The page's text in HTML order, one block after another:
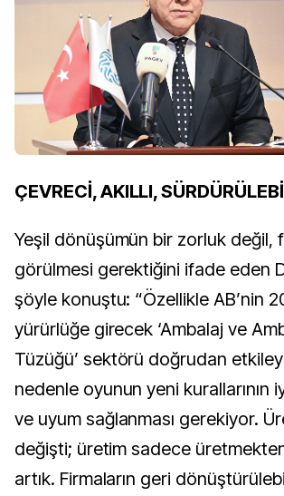
ÇEVRECİ, AKILLI,
Yeşil dönüşümün bir zorluk değil,
görülmesi gerektiğini ifade eden
şöyle konuştu: “Özellikle AB’nin
yürürlüğe girecek ‘Ambalaj ve
Tüzüğü’ sektörü doğrudan
nedenle oyunun yeni kurallarının
ve uyum sağlanması gerekiyor.
değişti; üretim sadece
artık. Firmaların geri